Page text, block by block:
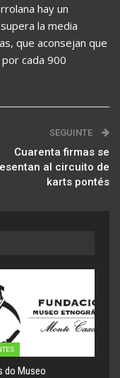
hay un
la media
que aconsejan que
cada 900
SEGUINTE
Cuarenta firmas se
al circuito de
karts pontés
do Museo